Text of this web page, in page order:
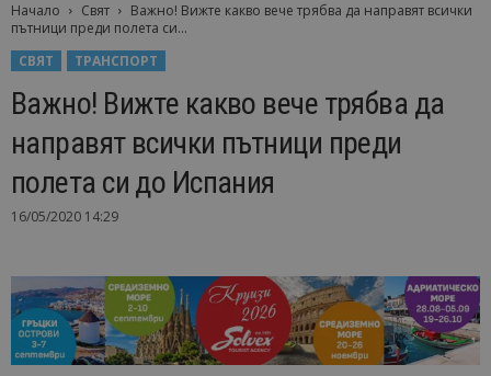
Начало Свят
Важно! Вижте какво вече трябва да направят всички
пътници преди полета си...
СВЯТ
ТРАНСПОРТ
Важно! Вижте какво вече трябва да
направят всички пътници преди
полета си до Испания
16/05/2020 14:29